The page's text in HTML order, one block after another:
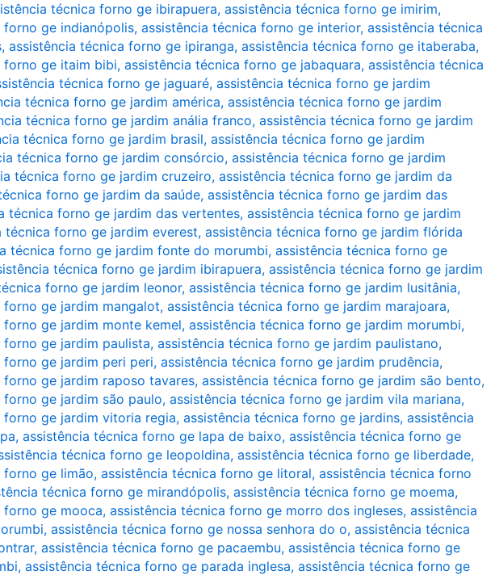
técnica forno ge ibirapuera, assistência técnica forno ge imirim,
ge indianópolis, assistência técnica forno ge interior, assistência técnica
, assistência técnica forno ge ipiranga, assistência técnica forno ge itaberaba,
forno ge itaim bibi, assistência técnica forno ge jabaquara, assistência técnica
técnica forno ge jaguaré, assistência técnica forno ge jardim
técnica forno ge jardim américa, assistência técnica forno ge jardim
técnica forno ge jardim anália franco, assistência técnica forno ge jardim
técnica forno ge jardim brasil, assistência técnica forno ge jardim
técnica forno ge jardim consórcio, assistência técnica forno ge jardim
técnica forno ge jardim cruzeiro, assistência técnica forno ge jardim da
forno ge jardim da saúde, assistência técnica forno ge jardim das
técnica forno ge jardim das vertentes, assistência técnica forno ge jardim
técnica forno ge jardim everest, assistência técnica forno ge jardim flórida
técnica forno ge jardim fonte do morumbi, assistência técnica forno ge
técnica forno ge jardim ibirapuera, assistência técnica forno ge jardim
forno ge jardim leonor, assistência técnica forno ge jardim lusitânia,
ge jardim mangalot, assistência técnica forno ge jardim marajoara,
ge jardim monte kemel, assistência técnica forno ge jardim morumbi,
ge jardim paulista, assistência técnica forno ge jardim paulistano,
ge jardim peri peri, assistência técnica forno ge jardim prudência,
forno ge jardim raposo tavares, assistência técnica forno ge jardim são bento,
ge jardim são paulo, assistência técnica forno ge jardim vila mariana,
forno ge jardim vitoria regia, assistência técnica forno ge jardins, assistência
, assistência técnica forno ge lapa de baixo, assistência técnica forno ge
técnica forno ge leopoldina, assistência técnica forno ge liberdade,
forno ge limão, assistência técnica forno ge litoral, assistência técnica forno
técnica forno ge mirandópolis, assistência técnica forno ge moema,
forno ge mooca, assistência técnica forno ge morro dos ingleses, assistência
, assistência técnica forno ge nossa senhora do o, assistência técnica
, assistência técnica forno ge pacaembu, assistência técnica forno ge
, assistência técnica forno ge parada inglesa, assistência técnica forno ge